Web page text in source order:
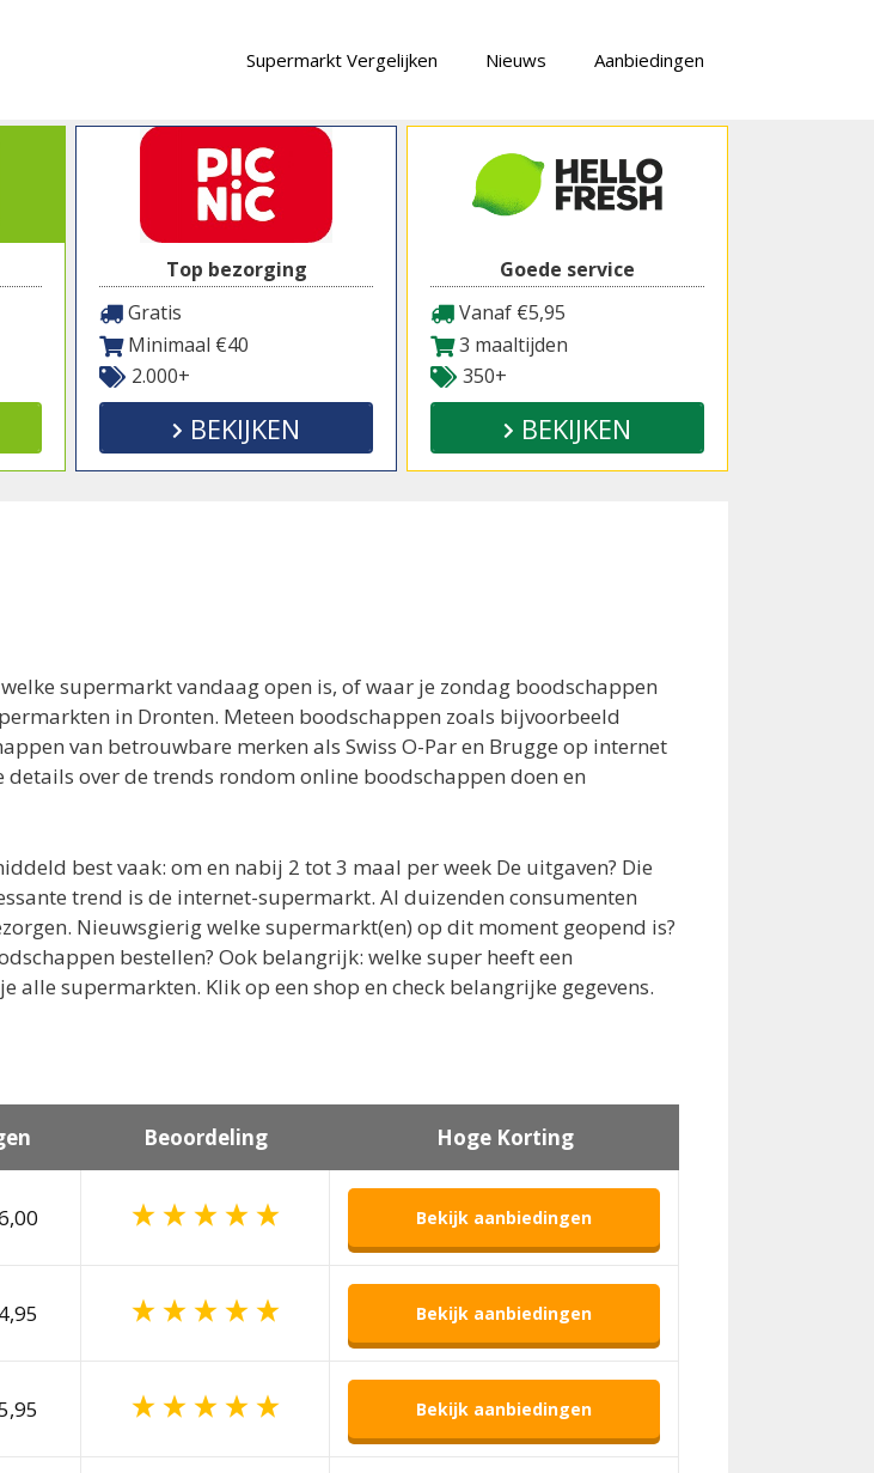
Supermarkt Vergelijken Nieuws Aanbiedingen
Top bezorging
Gratis
Minimaal €40
2.000+
BEKIJKEN
Goede service
Vanaf €5,95
3 maaltijden
350+
BEKIJKEN
supermarkt vandaag open is, of waar je zondag boodschappen
in Dronten. Meteen boodschappen zoals bijvoorbeeld
van betrouwbare merken als Swiss O-Par en Brugge op internet
over de trends rondom online boodschappen doen en
best vaak: om en nabij 2 tot 3 maal per week De uitgaven? Die
trend is de internet-supermarkt. Al duizenden consumenten
Nieuwsgierig welke supermarkt(en) op dit moment geopend is?
bestellen? Ook belangrijk: welke super heeft een
alle supermarkten. Klik op een shop en check belangrijke gegevens.
Beoordeling Hoge Korting
Bekijk aanbiedingen
Bekijk aanbiedingen
Bekijk aanbiedingen